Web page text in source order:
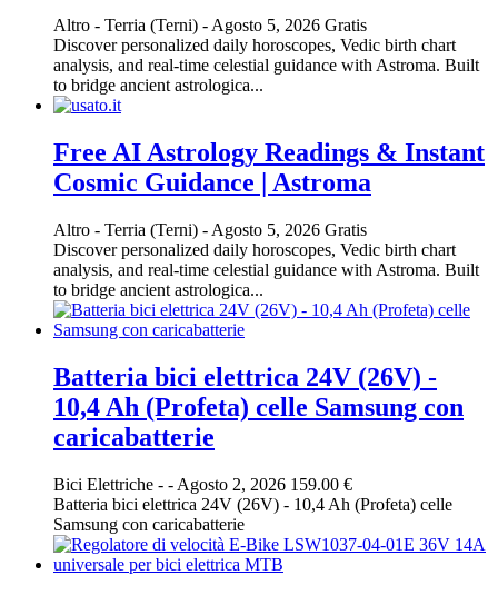
Altro - Terria (Terni) - Agosto 5, 2026 Gratis
Discover personalized daily horoscopes, Vedic birth chart
analysis, and real-time celestial guidance with Astroma. Built
to bridge ancient astrologica...
Free AI Astrology Readings & Instant
Cosmic Guidance | Astroma
Altro - Terria (Terni) - Agosto 5, 2026 Gratis
Discover personalized daily horoscopes, Vedic birth chart
analysis, and real-time celestial guidance with Astroma. Built
to bridge ancient astrologica...
Batteria bici elettrica 24V (26V) -
10,4 Ah (Profeta) celle Samsung con
caricabatterie
Bici Elettriche - - Agosto 2, 2026 159.00 €
Batteria bici elettrica 24V (26V) - 10,4 Ah (Profeta) celle
Samsung con caricabatterie